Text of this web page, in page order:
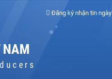
Đăng ký nhận tin ngày
NAM